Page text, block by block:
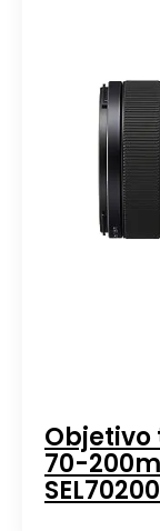
Objetivo
70-